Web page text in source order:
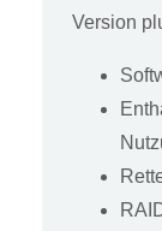
Version